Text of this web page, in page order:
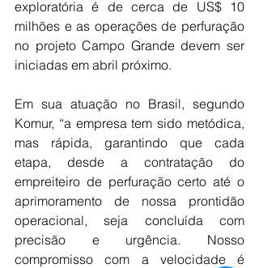
exploratória é de cerca de US$ 10
milhões e as operações de perfuração
no projeto Campo Grande devem ser
iniciadas em abril próximo.
Em sua atuação no Brasil, segundo
Komur, “a empresa tem sido metódica,
mas rápida, garantindo que cada
etapa, desde a contratação do
empreiteiro de perfuração certo até o
aprimoramento de nossa prontidão
operacional, seja concluída com
precisão e urgência. Nosso
compromisso com a velocidade é